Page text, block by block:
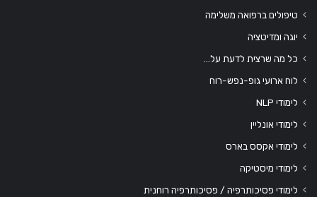
טיפולים ברפואה משלימה
יוגה ומדיטציה
כל מה שרצית לדעת על…
לוח ארועי גופ-נפש-רוח
לימודי NLP
לימודי אונליין
לימודי אקסס בארס
לימודי מיסטיקה
לימודי פסיכותרפיה / פסיכותרפיה רוחנית